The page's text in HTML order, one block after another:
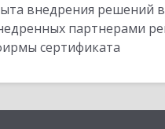
внедрения решений
партнерами
сертификата